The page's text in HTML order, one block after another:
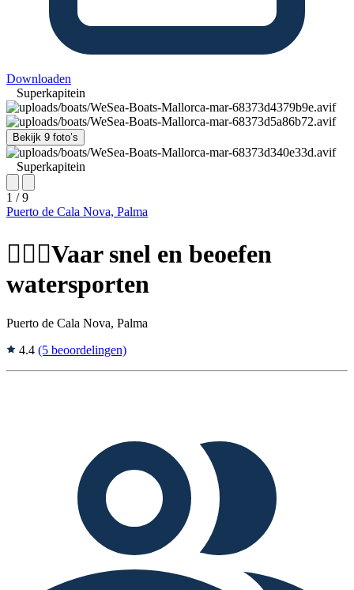
Downloaden
Superkapitein
Bekijk 9 foto’s
Superkapitein
1 / 9
Puerto de Cala Nova, Palma
🏄🏼‍♂️Vaar snel en beoefen
watersporten
Puerto de Cala Nova, Palma
4.4 (5 beoordelingen)